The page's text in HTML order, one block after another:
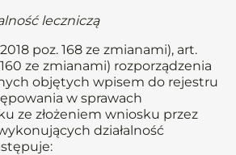
leczniczą
poz. 168 ze zmianami), art.
ze zmianami) rozporządzenia
objętych wpisem do rejestru
w sprawach
ze złożeniem wniosku przez
działalność